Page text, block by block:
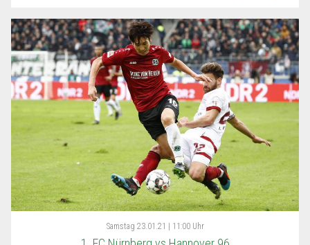
Samstag 23.01.21 | 11:00 Uhr